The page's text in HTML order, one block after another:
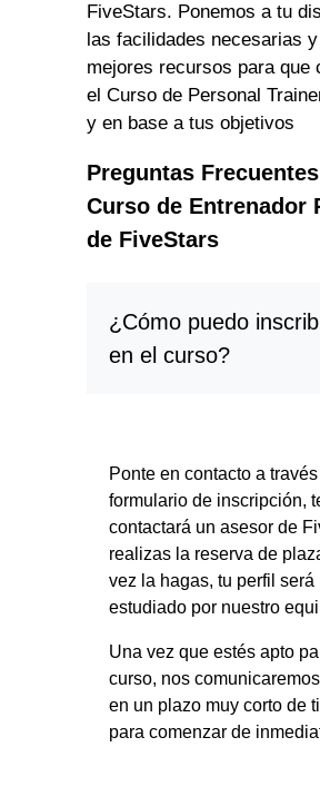
FiveStars. Ponemos a tu
las facilidades necesarias
mejores recursos para que
el Curso de Personal
y en base a tus objetivos
Preguntas
Curso de Entrenador
de FiveStars
¿Cómo puedo
en el curso?
Ponte en contacto a través
formulario de inscripción,
contactará un asesor de
realizas la reserva de
vez la hagas, tu perfil será
estudiado por nuestro
Una vez que estés apto
curso, nos
en un plazo muy corto de
para comenzar de